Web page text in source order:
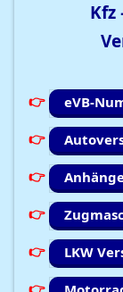
Kfz
eVB-
LKW